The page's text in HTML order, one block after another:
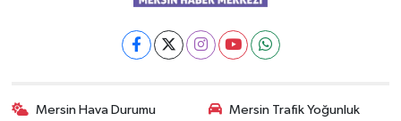
Mersin Hava Durumu
Mersin Trafik Yoğunluk